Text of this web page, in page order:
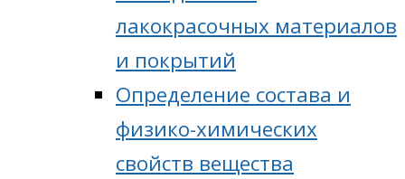
лакокрасочных материалов
и покрытий
Определение состава и
физико-химических
свойств вещества